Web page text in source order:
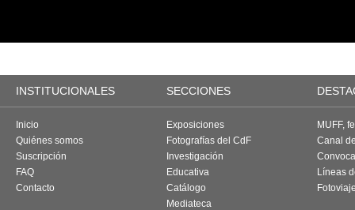
INSTITUCIONALES SECCIONES
Inicio
Quiénes somos
Suscripción
FAQ
Contacto
Exposiciones
Fotografías del CdF
Investigación
Educativa
Catálogo
Mediateca
MUFF,
Canal
Líneas